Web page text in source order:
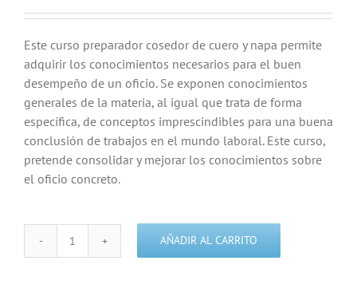
original
era:
110,00€.
actual
es:
18,00€.
Este curso preparador cosedor de cuero y napa permite
adquirir los conocimientos necesarios para el buen
desempeño de un oficio. Se exponen conocimientos
generales de la materia, al igual que trata de forma
específica, de conceptos imprescindibles para una buena
conclusión de trabajos en el mundo laboral. Este curso,
pretende consolidar y mejorar los conocimientos sobre
el oficio concreto.
Curso
AÑADIR AL CARRITO